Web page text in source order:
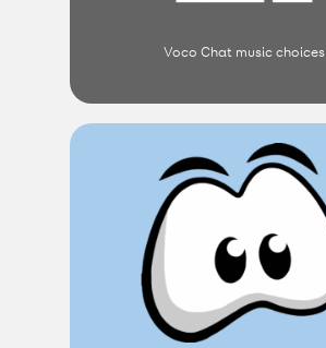
Voco Chat music choices